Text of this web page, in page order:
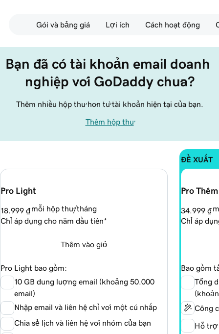
Gói và bảng giá Lợi ích Cách hoạt động
Bạn đã có tài khoản email doanh
nghiệp với GoDaddy chưa?
Thêm nhiều hộp thư hơn từ tài khoản hiện tại của bạn.
Thêm hộp thư
Pro Light
18.999 ₫mỗi hộp thư/tháng
Chỉ áp dụng cho năm đầu tiên*
Thêm vào giỏ
Pro Light bao gồm:
10 GB dung lượng email (khoảng 50.000
email)
Nhập email và liên hệ chỉ với một cú nhấp
Chia sẻ lịch và liên hệ với nhóm của bạn
ĐỀ XUẤT
Pro Thêm
34.999 ₫
Chỉ áp
Bao gồm
Tổng
Công
Hỗ trợ